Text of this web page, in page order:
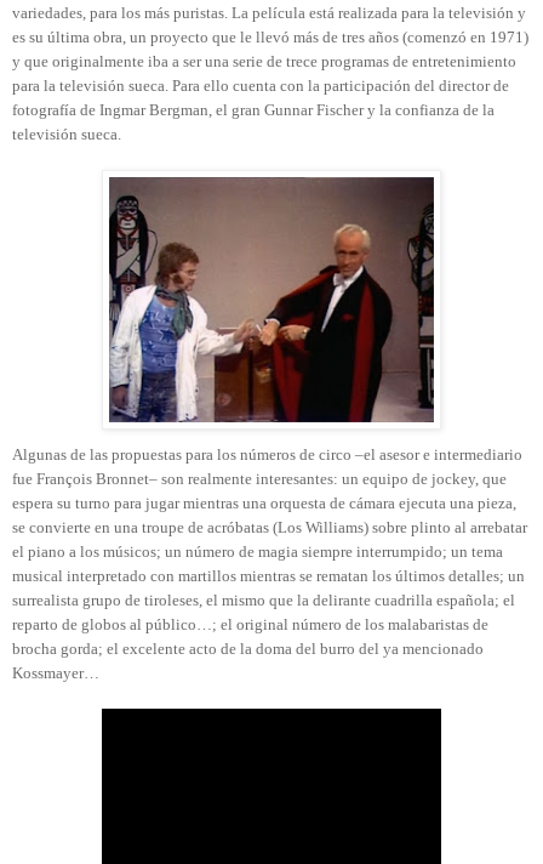
variedades, para los más puristas. La película está realizada para la televisión y
es su última obra, un proyecto que le llevó más de tres años (comenzó en 1971)
y que originalmente iba a ser una serie de trece programas de entretenimiento
para la televisión sueca. Para ello cuenta con la participación del director de
fotografía de Ingmar Bergman, el gran Gunnar Fischer y la confianza de la
televisión sueca.
Algunas de las propuestas para los números de circo –el asesor e intermediario
fue François Bronnet– son realmente interesantes: un equipo de jockey, que
espera su turno para jugar mientras una orquesta de cámara ejecuta una pieza,
se convierte en una troupe de acróbatas (Los Williams) sobre plinto al arrebatar
el piano a los músicos; un número de magia siempre interrumpido; un tema
musical interpretado con martillos mientras se rematan los últimos detalles; un
surrealista grupo de tiroleses, el mismo que la delirante cuadrilla española; el
reparto de globos al público…; el original número de los malabaristas de
brocha gorda; el excelente acto de la doma del burro del ya mencionado
Kossmayer…